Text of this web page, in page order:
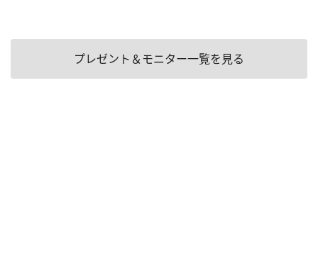
プレゼント＆モニター一覧を見る